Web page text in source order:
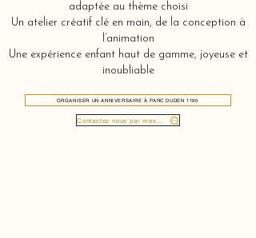
adaptée au thème choisi
Un atelier créatif clé en main, de la conception à
l’animation
Une expérience enfant haut de gamme, joyeuse et
inoubliable
ORGANISER UN ANNIVERSAIRE À PARC DUDEN 1190